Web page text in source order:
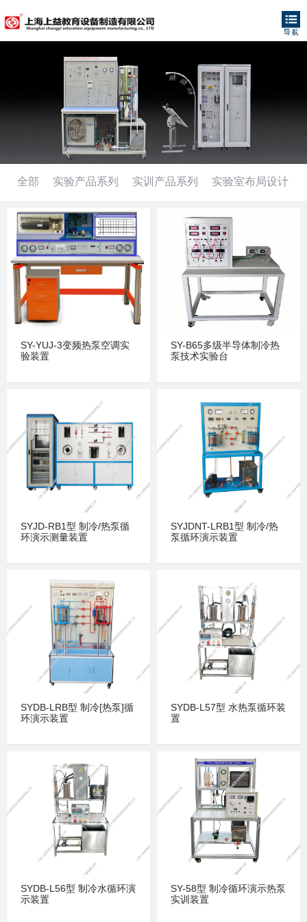
全部 实验产品系列 实训产品系列 实验室布局设计
SY-YUJ-3变频热泵空调实
验装置
SY-B65多级半导体制冷热
泵技术实验台
SYJD-RB1型 制冷/热泵循
环演示测量装置
SYJDNT-LRB1型 制冷/热
泵循环演示装置
SYDB-LRB型 制冷[热泵]循
环演示装置
SYDB-L57型 水热泵循环装
置
SYDB-L56型 制冷水循环演
示装置
SY-58型 制冷循环演示热泵
实训装置